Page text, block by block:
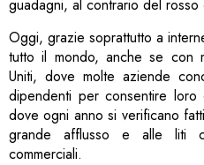
guadagni, al contrario del
Oggi, grazie soprattutto a
tutto il mondo, anche se con
Uniti, dove molte aziende
dipendenti per consentire
dove ogni anno si verificano
grande afflusso e alle liti
commerciali.